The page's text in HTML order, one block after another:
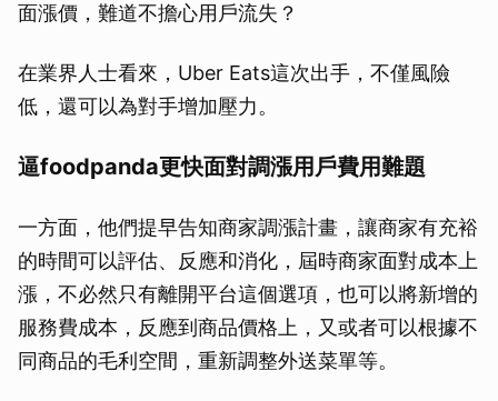
面漲價，難道不擔心用戶流失？
在業界人士看來，Uber Eats這次出手，不僅風險
低，還可以為對手增加壓力。
逼foodpanda更快面對調漲用戶費用難題
一方面，他們提早告知商家調漲計畫，讓商家有充裕
的時間可以評估、反應和消化，屆時商家面對成本上
漲，不必然只有離開平台這個選項，也可以將新增的
服務費成本，反應到商品價格上，又或者可以根據不
同商品的毛利空間，重新調整外送菜單等。